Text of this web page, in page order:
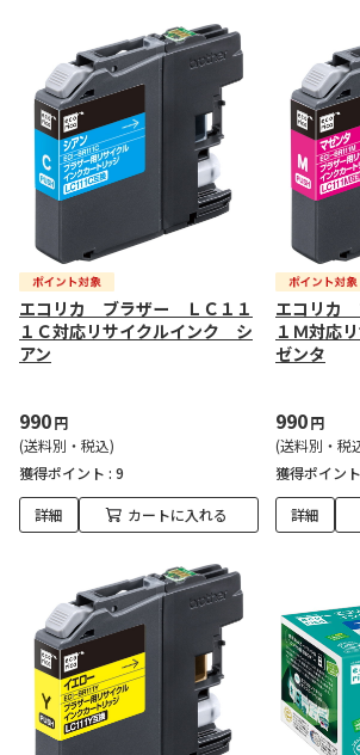
エコリカ ブラザー ＬＣ１１
１Ｃ対応リサイクルインク シ
アン
990円
(送料別・税込)
獲得ポイント : 9
詳細 カートに入れる
エコリカ
１Ｍ対応
ゼンタ
990円
(送料別・税
獲得ポイン
詳細